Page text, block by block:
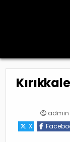
admin
X